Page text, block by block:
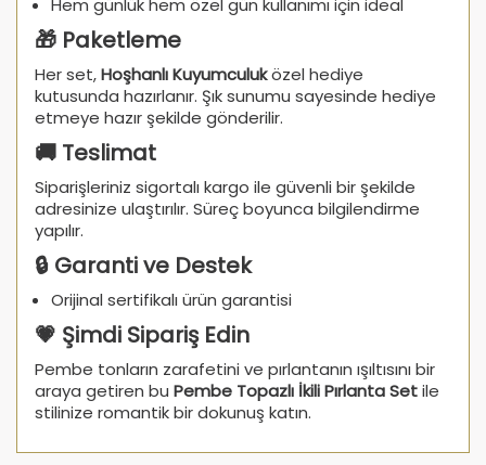
Hem günlük hem özel gün kullanımı için ideal
🎁 Paketleme
Her set,Hoşhanlı Kuyumculuközel hediye
kutusunda hazırlanır. Şık sunumu sayesinde hediye
etmeye hazır şekilde gönderilir.
🚚 Teslimat
Siparişleriniz sigortalı kargo ile güvenli bir şekilde
adresinize ulaştırılır. Süreç boyunca bilgilendirme
yapılır.
🔒 Garanti ve Destek
Orijinal sertifikalı ürün garantisi
💗 Şimdi Sipariş Edin
Pembe tonların zarafetini ve pırlantanın ışıltısını bir
araya getiren bu Pembe Topazlı İkili Pırlanta Setile
stilinize romantik bir dokunuş katın.